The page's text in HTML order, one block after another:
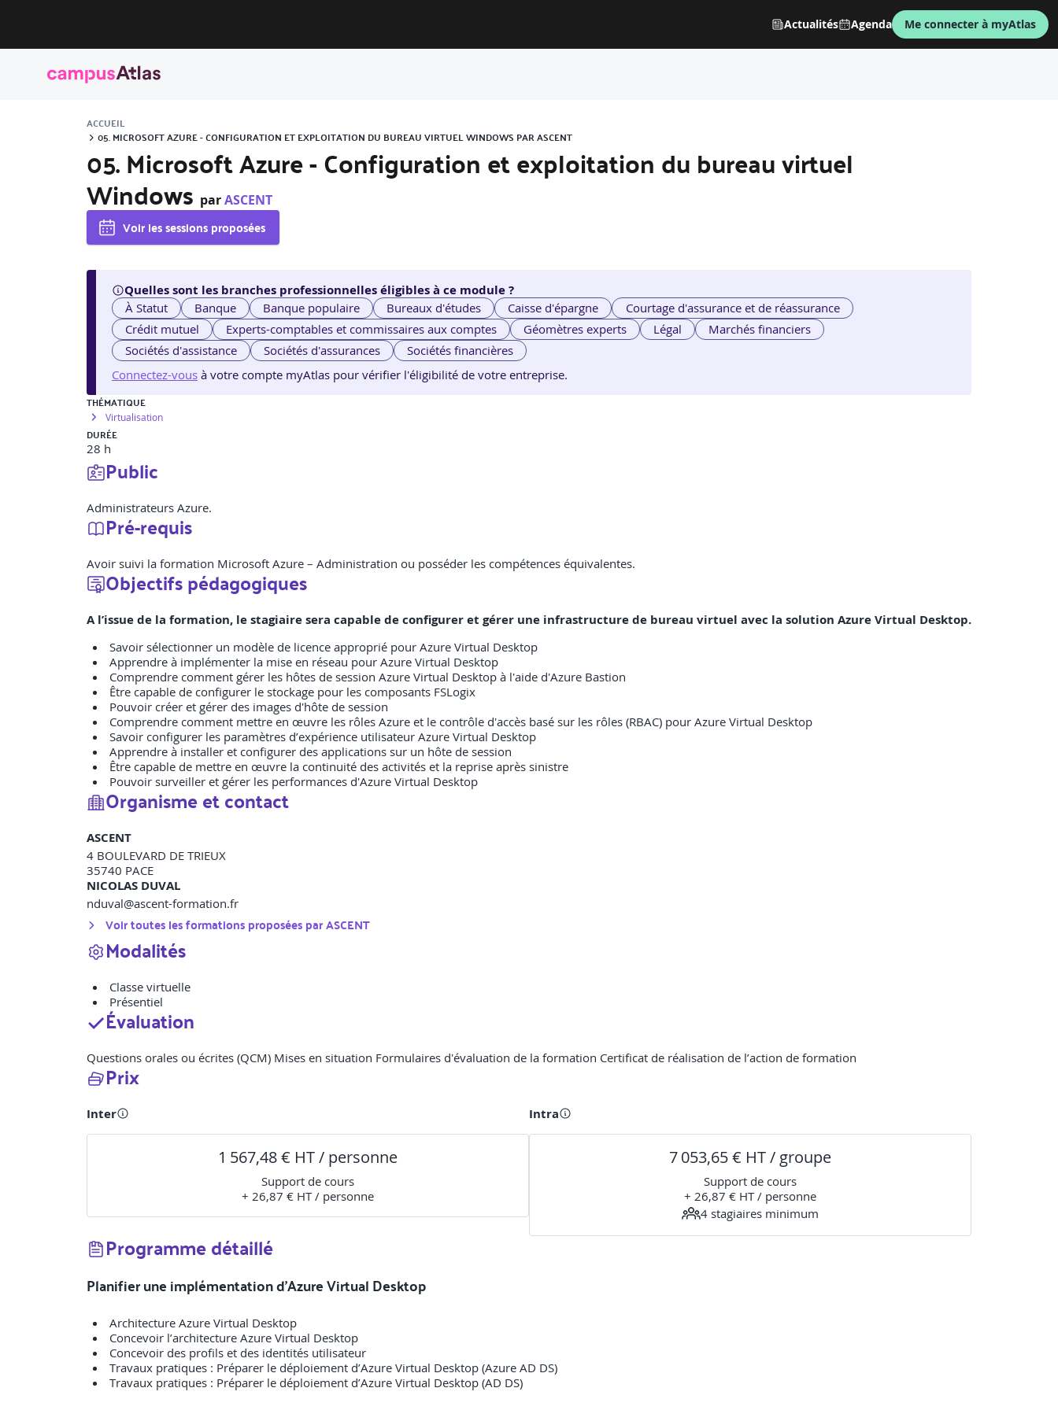
Actualités Agenda Me connecter à myAtlas
ACCUEIL
05. MICROSOFT AZURE - CONFIGURATION ET EXPLOITATION DU BUREAU VIRTUEL WINDOWS PAR ASCENT
05. Microsoft Azure - Configuration et exploitation du bureau virtuel
Windows parASCENT
Voir les sessions proposées
Quelles sont les branches professionnelles éligibles à ce module ?
À Statut Banque Banque populaire Bureaux d'études Caisse d'épargne
Courtage d'assurance et de réassurance
Crédit mutuel
Experts-comptables et commissaires aux comptes Géomètres experts Légal
Marchés financiers
Sociétés d'assistance
Sociétés d'assurances
Sociétés financières
Connectez-vous à votre compte myAtlas pour vérifier l'éligibilité de votre entreprise.
THÉMATIQUE
Virtualisation
DURÉE
28 h
Public
Administrateurs Azure.
Pré-requis
Avoir suivi la formation Microsoft Azure – Administration ou posséder les compétences équivalentes.
Objectifs pédagogiques
A l’issue de la formation, le stagiaire sera capable de configurer et gérer une infrastructure de bureau virtuel avec la solution Azure Virtual Desktop.
Savoir sélectionner un modèle de licence approprié pour Azure Virtual Desktop
Apprendre à implémenter la mise en réseau pour Azure Virtual Desktop
Comprendre comment gérer les hôtes de session Azure Virtual Desktop à l'aide d'Azure Bastion
Être capable de configurer le stockage pour les composants FSLogix
Pouvoir créer et gérer des images d'hôte de session
Comprendre comment mettre en œuvre les rôles Azure et le contrôle d'accès basé sur les rôles (RBAC) pour Azure Virtual Desktop
Savoir configurer les paramètres d’expérience utilisateur Azure Virtual Desktop
Apprendre à installer et configurer des applications sur un hôte de session
Être capable de mettre en œuvre la continuité des activités et la reprise après sinistre
Pouvoir surveiller et gérer les performances d'Azure Virtual Desktop
Organisme et contact
ASCENT
4 BOULEVARD DE TRIEUX
35740 PACE
NICOLAS DUVAL
nduval@ascent-formation.fr
Voir toutes les formations proposées parASCENT
Modalités
Classe virtuelle
Présentiel
Évaluation
Questions orales ou écrites (QCM) Mises en situation Formulaires d'évaluation de la formation Certificat de réalisation de l’action de formation
Prix
Inter
1 567,48 € HT / personne
Support de cours
+ 26,87 € HT / personne
Intra
7 053,65 € HT / groupe
Support de cours
+ 26,87 € HT / personne
4 stagiaires minimum
Programme détaillé
Planifier une implémentation d’Azure Virtual Desktop
Architecture Azure Virtual Desktop
Concevoir l’architecture Azure Virtual Desktop
Concevoir des profils et des identités utilisateur
Travaux pratiques : Préparer le déploiement d’Azure Virtual Desktop (Azure AD DS)
Travaux pratiques : Préparer le déploiement d’Azure Virtual Desktop (AD DS)